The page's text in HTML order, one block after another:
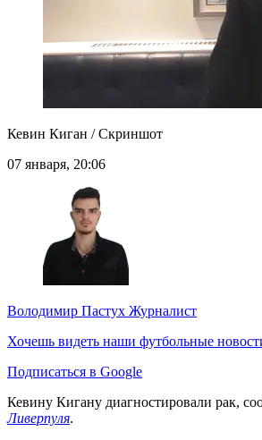
Кевин Киган / Скриншот
07 января, 20:06
Володимир Пастух Журналист
Хочешь видеть наши футбольные
Подписаться в Google
Кевину Кигану диагностировали рак,
Ливерпуля.